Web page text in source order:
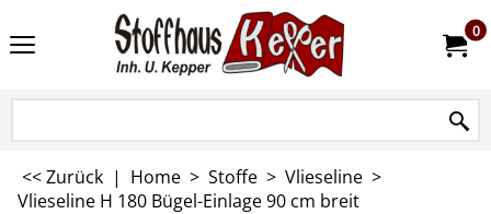
0
<< Zurück | Home > Stoffe > Vlieseline >
Vlieseline H 180 Bügel-Einlage 90 cm breit